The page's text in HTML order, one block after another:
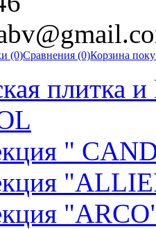
(0)Сравнения (0)Корзина
плитка
"